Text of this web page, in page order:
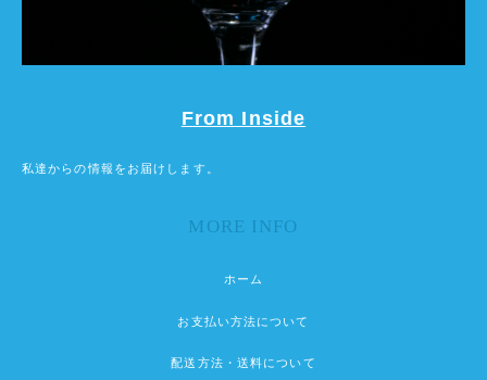
From Inside
私達からの情報をお届けします。
MORE INFO
ホーム
お支払い方法について
配送方法・送料について